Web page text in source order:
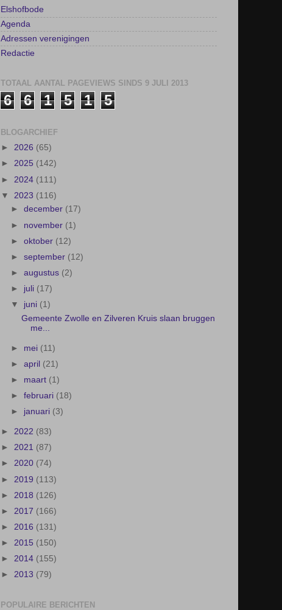
Elshofbode
Agenda
Adressen verenigingen
Redactie
TOTAAL AANTAL PAGEVIEWS SINDS 9 JULI 2013
6 6 1 5 1 5
BLOGARCHIEF
► 2026 (65)
► 2025 (142)
► 2024 (111)
▼ 2023 (116)
►december (17)
► november (1)
►oktober (12)
►september (12)
►augustus (2)
► juli (17)
▼ juni (1)
Gemeente Zwolle en Zilveren Kruis slaan bruggen
me...
► mei (11)
►april (21)
► maart (1)
►februari (18)
► januari (3)
► 2022 (83)
► 2021 (87)
► 2020 (74)
► 2019 (113)
► 2018 (126)
► 2017 (166)
► 2016 (131)
► 2015 (150)
► 2014 (155)
► 2013 (79)
POPULAIRE BERICHTEN